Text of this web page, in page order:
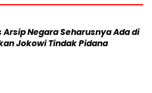
Negara Seharusnya Ada di
Jokowi Tindak Pidana